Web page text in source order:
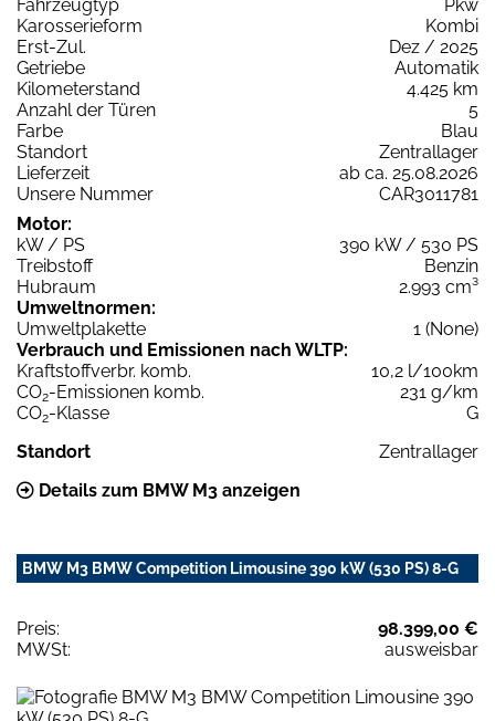
Fahrzeugtyp
Pkw
Karosserieform
Kombi
Erst-Zul.
Dez / 2025
Getriebe
Automatik
Kilometerstand
4.425 km
Anzahl der Türen
5
Farbe
Blau
Standort
Zentrallager
Lieferzeit
ab ca. 25.08.2026
Unsere Nummer
CAR3011781
Motor:
kW / PS
390 kW / 530 PS
Treibstoff
Benzin
Hubraum
2.993 cm³
Umweltnormen:
Umweltplakette
1 (None)
Verbrauch und Emissionen nach WLTP:
Kraftstoffverbr. komb.
10,2 l/100km
CO2-Emissionen komb.
231 g/km
CO2-Klasse
G
Standort
Zentrallager
Details zum BMW M3 anzeigen
BMW M3 BMW Competition Limousine 390 kW (530 PS) 8-G
Preis:
98.399,00 €
MWSt:
ausweisbar